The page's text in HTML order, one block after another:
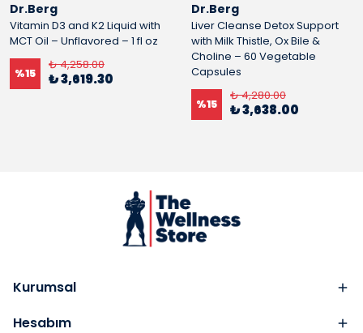
Dr.Berg
Vitamin D3 and K2 Liquid with
MCT Oil – Unflavored – 1 fl oz
%15
₺ 4,258.00
₺ 3,619.30
Dr.Berg
Liver Cleanse Detox Support
with Milk Thistle, Ox Bile &
Choline – 60 Vegetable
Capsules
%15
₺ 4,280.00
₺ 3,638.00
Kurumsal
Hesabım